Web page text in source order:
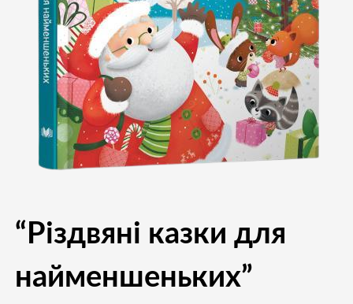
“Різдвяні казки для
найменшеньких”